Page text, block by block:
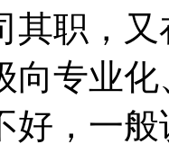
其职，
向专业
好，一